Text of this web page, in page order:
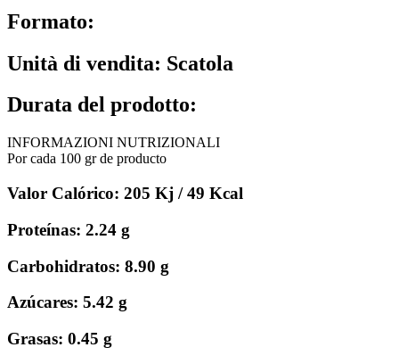
Formato:
Unità di vendita: Scatola
Durata del prodotto:
INFORMAZIONI NUTRIZIONALI
Por cada 100 gr de producto
Valor Calórico: 205 Kj / 49 Kcal
Proteínas: 2.24 g
Carbohidratos: 8.90 g
Azúcares: 5.42 g
Grasas: 0.45 g